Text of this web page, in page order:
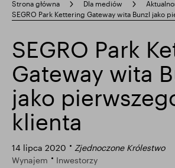
Submit
search
Search
Popularne wyszukiwanie
Odpowiedzialny SEGRO
Strona główna Dla mediów
SEGRO Park Kettering Gateway wita Bunzl jako
SEGRO Park
Gateway wita
jako
klienta
14 lipca 2020
Zjednoczone Królestwo
Wynajem
Inwestorzy